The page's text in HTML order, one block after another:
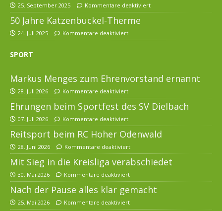
25. September 2025 Kommentare deaktiviert
50 Jahre Katzenbuckel-Therme
24. Juli 2025 Kommentare deaktiviert
SPORT
Markus Menges zum Ehrenvorstand ernannt
28. Juli 2026 Kommentare deaktiviert
Ehrungen beim Sportfest des SV Dielbach
07. Juli 2026 Kommentare deaktiviert
Reitsport beim RC Hoher Odenwald
28. Juni 2026 Kommentare deaktiviert
Mit Sieg in die Kreisliga verabschiedet
30. Mai 2026 Kommentare deaktiviert
Nach der Pause alles klar gemacht
25. Mai 2026 Kommentare deaktiviert